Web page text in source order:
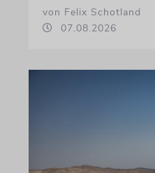
von Felix Schotland
07.08.2026